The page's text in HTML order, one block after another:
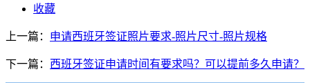
收藏
上一篇： 申请西班牙签证照片要求-照片尺寸-照片规格
下一篇： 西班牙签证申请时间有要求吗？可以提前多久申请？